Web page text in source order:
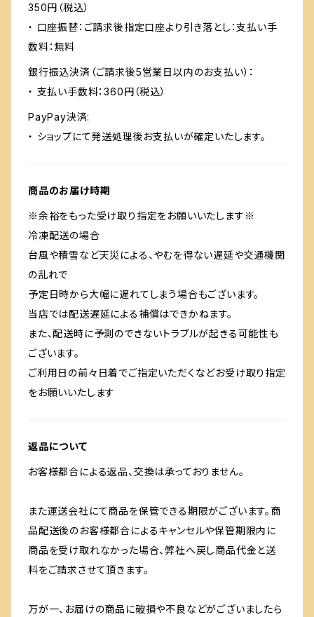
350円（税込）
・ 口座振替：ご請求後指定口座より引き落とし：支払い手
数料：無料
銀行振込決済（ご請求後5営業日以内のお支払い）：
・ 支払い手数料：360円（税込）
PayPay決済:
・ ショップにて発送処理後お支払いが確定いたします。
商品のお届け時期
※余裕をもった受け取り指定をお願いいたします※
冷凍配送の場合
台風や積雪など天災による、やむを得ない遅延や交通機関
の乱れで
予定日時から大幅に遅れてしまう場合もございます。
当店では配送遅延による補償はできかねます。
また、配送時に予測のできないトラブルが起きる可能性も
ございます。
ご利用日の前々日着でご指定いただくなどお受け取り指定
をお願いいたします
返品について
お客様都合による返品、交換は承っておりません。
また運送会社にて商品を保管できる期限がございます。商
品配送後のお客様都合によるキャンセルや保管期限内に
商品を受け取れなかった場合、弊社へ戻し商品代金と送
料をご請求させて頂きます。
万が一、お届けの商品に破損や不良などがございましたら